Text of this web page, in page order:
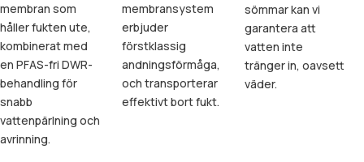
membran som
håller fukten ute,
kombinerat med
en PFAS-fri DWR-
behandling för
snabb
vattenpärlning och
avrinning.
membransystem
erbjuder
förstklassig
andningsförmåga,
och transporterar
effektivt bort fukt.
sömmar kan vi
garantera att
vatten inte
tränger in, oavsett
väder.